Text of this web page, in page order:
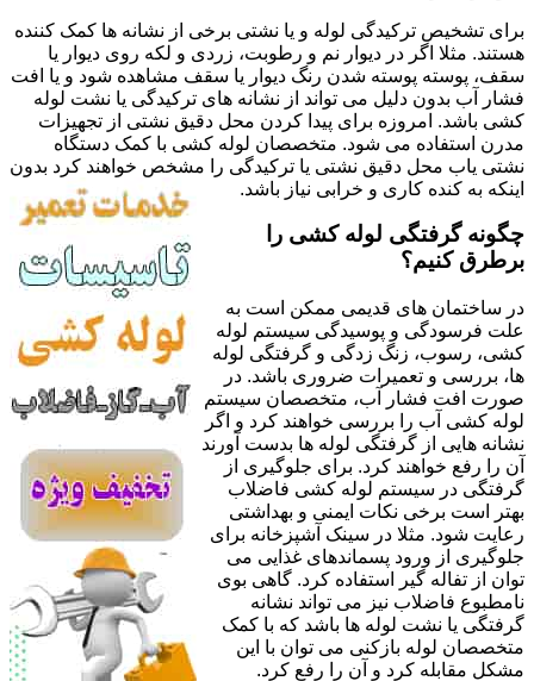
برای تشخیص ترکیدگی لوله و یا نشتی برخی از نشانه ها کمک کننده
هستند. مثلا اگر در دیوار نم و رطوبت، زردی و لکه روی دیوار یا
سقف، پوسته پوسته شدن رنگ دیوار یا سقف مشاهده شود و یا افت
فشار آب بدون دلیل می تواند از نشانه های ترکیدگی یا نشت لوله
کشی باشد. امروزه برای پیدا کردن محل دقیق نشتی از تجهیزات
مدرن استفاده می شود. متخصصان لوله کشی با کمک دستگاه
نشتی یاب محل دقیق نشتی یا ترکیدگی را مشخص خواهند کرد بدون
اینکه به کنده کاری و خرابی نیاز باشد.
چگونه گرفتگی لوله کشی را
برطرق کنیم؟
در ساختمان های قدیمی ممکن است به
علت فرسودگی و پوسیدگی سیستم لوله
کشی، رسوب، زنگ زدگی و گرفتگی لوله
ها، بررسی و تعمیرات ضروری باشد. در
صورت افت فشار آب، متخصصان سیستم
لوله کشی آب را بررسی خواهند کرد و اگر
نشانه هایی از گرفتگی لوله ها بدست آورند
آن را رفع خواهند کرد. برای جلوگیری از
گرفتگی در سیستم لوله کشی فاضلاب
بهتر است برخی نکات ایمنی و بهداشتی
رعایت شود. مثلا در سینک آشپزخانه برای
جلوگیری از ورود پسماندهای غذایی می
توان از تفاله گیر استفاده کرد. گاهی بوی
نامطبوع فاضلاب نیز می تواند نشانه
گرفتگی یا نشت لوله ها باشد که با کمک
متخصصان لوله بازکنی می توان با این
مشکل مقابله کرد و آن را رفع کرد.